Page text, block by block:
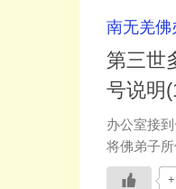
南无羌佛
第三世
号说明
办公室接
将佛弟子